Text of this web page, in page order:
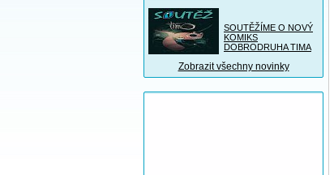
SOUTĚŽÍME O NOVÝ
KOMIKS
DOBRODRUHA TIMA
Zobrazit všechny novinky